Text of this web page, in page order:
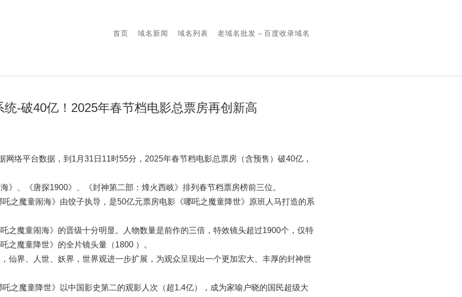
首页 域名新闻 域名列表 老域名批发 – 百度收录域名
-破40亿！2025年春节档电影总票房再创新高
网络平台数据，到1月31日11时55分，2025年春节档电影总票房（含预售）破40亿，
》、《唐探1900》、《封神第二部：烽火西岐》排列春节档票房榜前三位。
之魔童闹海》由饺子执导，是50亿元票房电影《哪吒之魔童降世》原班人马打造的系
之魔童闹海》的晋级十分明显。人物数量是前作的三倍，特效镜头超过1900个，仅特
之魔童降世》的全片镜头量（1800 ）。
仙界、人世、妖界，世界观进一步扩展，为观众呈现出一个更加宏大、丰厚的封神世
之魔童降世》以中国影史第二的观影人次（超1.4亿），成为家喻户晓的国民超级大